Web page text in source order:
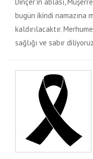
bugün ikindi namazına
kaldırılacaktır.
sağlığı ve sabır